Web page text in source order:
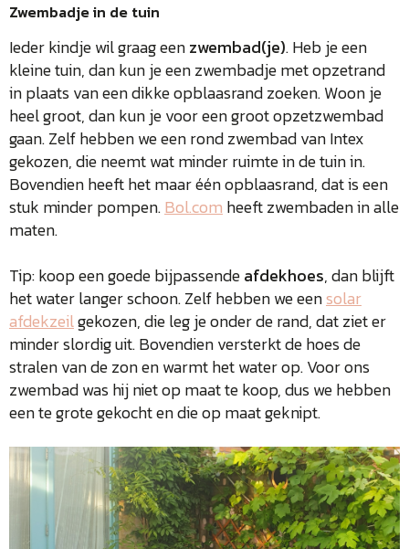
Zwembadje in de tuin
Ieder kindje wil graag eenzwembad(je). Heb je een
kleine tuin, dan kun je een zwembadje met opzetrand
in plaats van een dikke opblaasrand zoeken. Woon je
heel groot, dan kun je voor een groot opzetzwembad
gaan. Zelf hebben we een rond zwembad van Intex
gekozen, die neemt wat minder ruimte in de tuin in.
Bovendien heeft het maar één opblaasrand, dat is een
stuk minder pompen.Bol.com heeft zwembaden in alle
maten.
Tip: koop een goede bijpassendeafdekhoes, dan blijft
het water langer schoon. Zelf hebben we eensolar
afdekzeilgekozen, die leg je onder de rand, dat ziet er
minder slordig uit. Bovendien versterkt de hoes de
stralen van de zon en warmt het water op. Voor ons
zwembad was hij niet op maat te koop, dus we hebben
een te grote gekocht en die op maat geknipt.